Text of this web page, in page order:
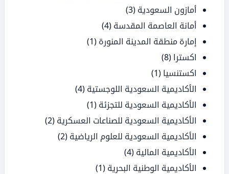
أمازون السعودية (3)
أمانة العاصمة المقدسة (4)
إمارة منطقة المدينة المنورة (1)
اكسترا (8)
اكستنسيا (1)
الأكاديمية السعودية اللوجستية (4)
الأكاديمية السعودية للتجزئة (1)
الأكاديمية السعودية للصناعات العسكرية (2)
الأكاديمية السعودية للعلوم الرياضية (2)
الأكاديمية المالية (4)
الأكاديمية الوطنية البحرية (1)